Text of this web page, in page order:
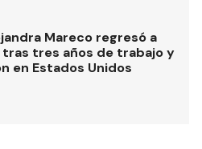
Mareco regresó a
tras tres años de trabajo y
en Estados Unidos